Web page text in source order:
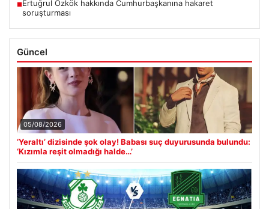
■Ertuğrul Özkök hakkında Cumhurbaşkanına hakaret
soruşturması
Güncel
05/08/2026
‘Yeraltı’ dizisinde şok olay! Babası suç duyurusunda bulundu:
‘Kızımla reşit olmadığı halde…’